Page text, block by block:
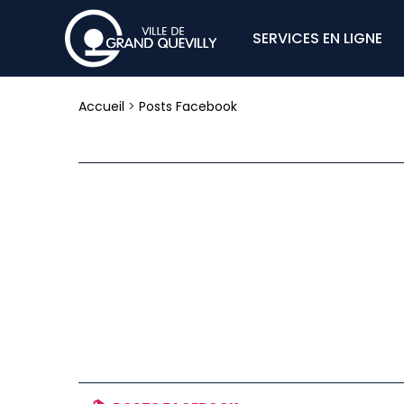
SERVICES EN LIGNE
Accueil > Posts Facebook